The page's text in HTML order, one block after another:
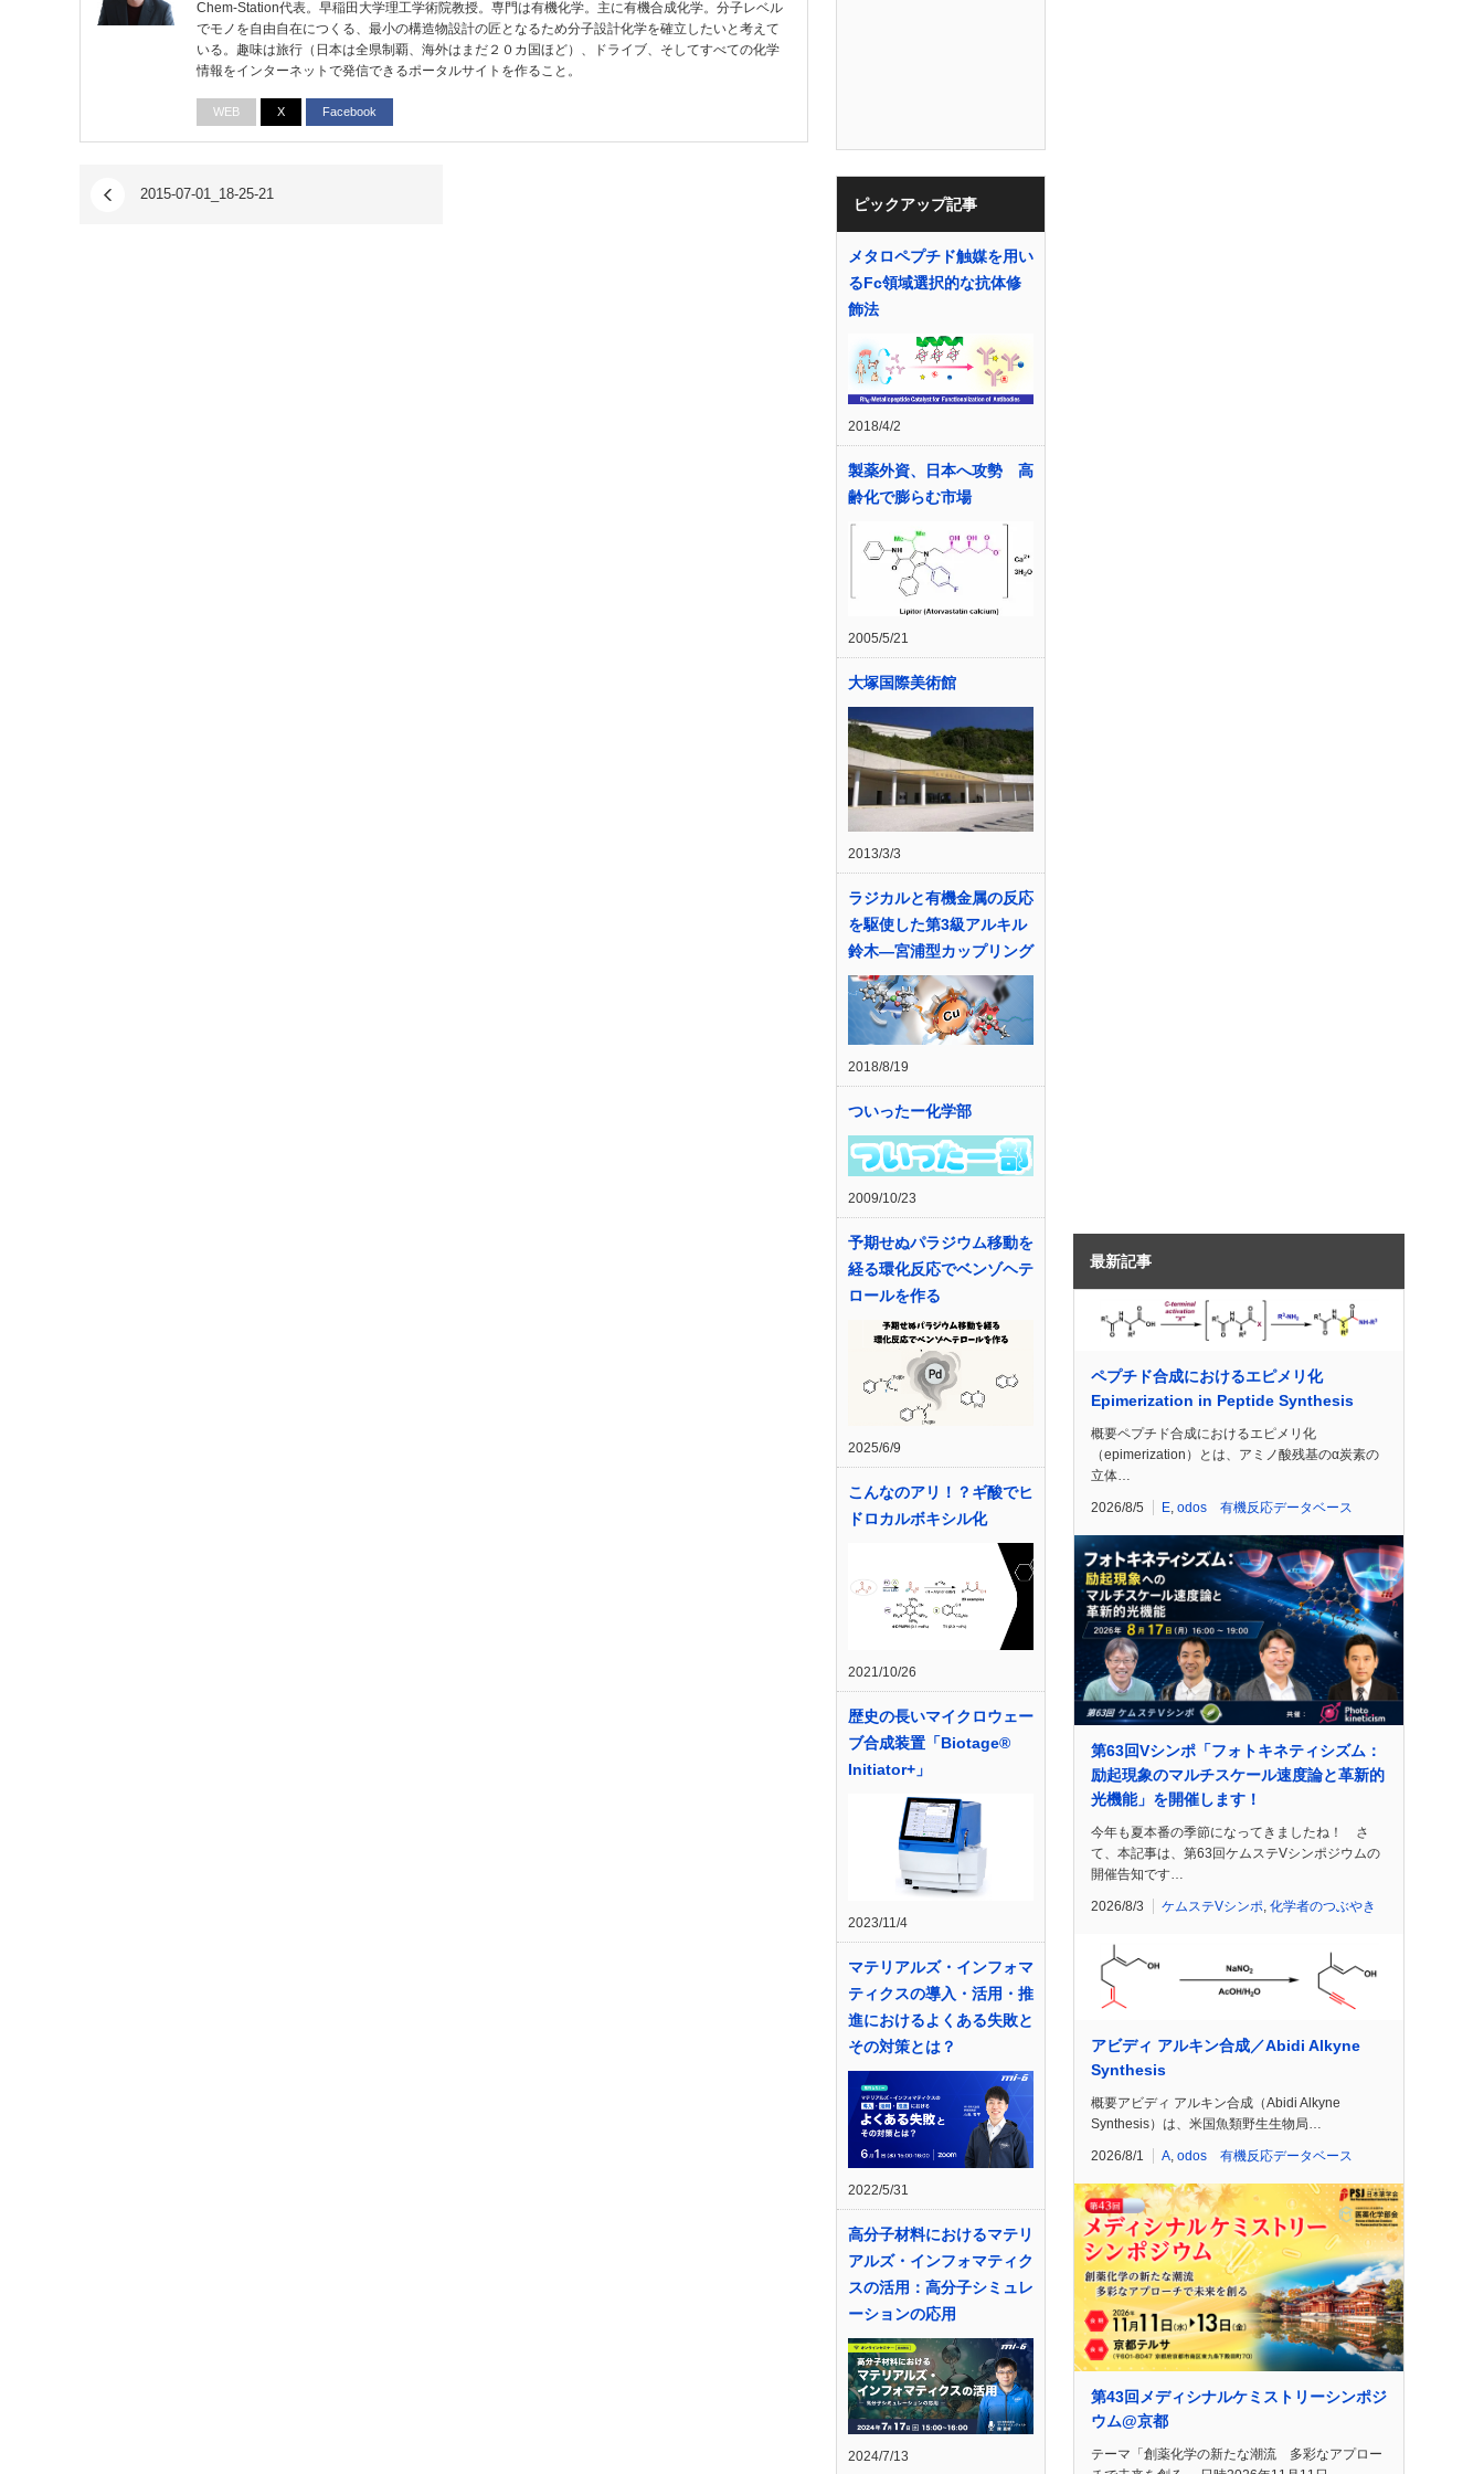
Chem-Station代表。早稲田大学理工学術院教授。専門は有機化学。主に有機合成化学。分子レベル
でモノを自由自在につくる、最小の構造物設計の匠となるため分子設計化学を確立したいと考えて
いる。趣味は旅行（日本は全県制覇、海外はまだ２０カ国ほど）、ドライブ、そしてすべての化学
情報をインターネットで発信できるポータルサイトを作ること。
WEB X Facebook
2015-07-01_18-25-21
ピックアップ記事
メタロペプチド触媒を用い
るFc領域選択的な抗体修
飾法
2018/4/2
製薬外資、日本へ攻勢 高
齢化で膨らむ市場
2005/5/21
大塚国際美術館
2013/3/3
ラジカルと有機金属の反応
を駆使した第3級アルキル
鈴木―宮浦型カップリング
2018/8/19
ついったー化学部
2009/10/23
予期せぬパラジウム移動を
経る環化反応でベンゾヘテ
ロールを作る
2025/6/9
こんなのアリ！？ギ酸でヒ
ドロカルボキシル化
2021/10/26
歴史の長いマイクロウェー
ブ合成装置「Biotage®
Initiator+」
2023/11/4
マテリアルズ・インフォマ
ティクスの導入・活用・推
進におけるよくある失敗と
その対策とは？
2022/5/31
高分子材料におけるマテリ
アルズ・インフォマティク
スの活用：高分子シミュレ
ーションの応用
2024/7/13
最新記事
ペプチド合成におけるエピメリ化
Epimerization in Peptide Synthesis
概要ペプチド合成におけるエピメリ化
（epimerization）とは、アミノ酸残基のα炭素の
立体…
2026/8/5 E, odos 有機反応データベース
第63回Vシンポ「フォトキネティシズム：
励起現象のマルチスケール速度論と革新的
光機能」を開催します！
今年も夏本番の季節になってきましたね！ さ
て、本記事は、第63回ケムステVシンポジウムの
開催告知です…
2026/8/3 ケムステVシンポ 化学者のつぶやき
アビディ アルキン合成／Abidi Alkyne
Synthesis
概要アビディ アルキン合成（Abidi Alkyne
Synthesis）は、米国魚類野生生物局…
2026/8/1 A odos 有機反応データベース
第43回メディシナルケミストリーシンポジ
ウム@京都
テーマ「創薬化学の新たな潮流 多彩なアプロー